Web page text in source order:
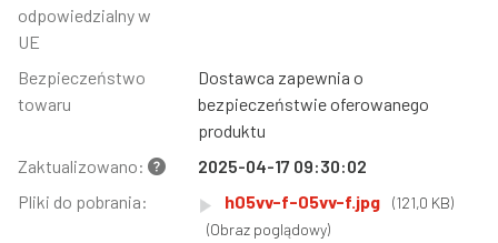
odpowiedzialny w
UE
Bezpieczeństwo
towaru
Dostawca zapewnia o
bezpieczeństwie oferowanego
produktu
Zaktualizowano:
2025-04-17 09:30:02
Pliki do pobrania:
h05vv-f-05vv-f.jpg
(121,0 KB)
(Obraz poglądowy)